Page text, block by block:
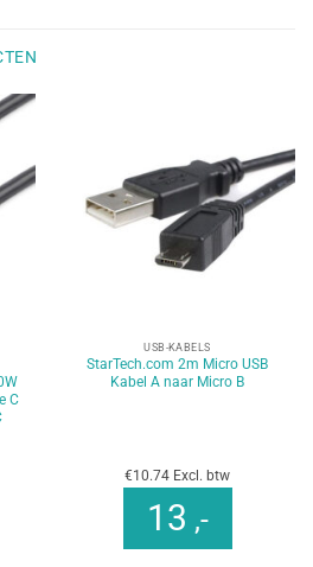
C
USB-KABELS
StarTech.com 2m Micro USB
Kabel A naar Micro B
€10.74 Excl. btw
13 ,-